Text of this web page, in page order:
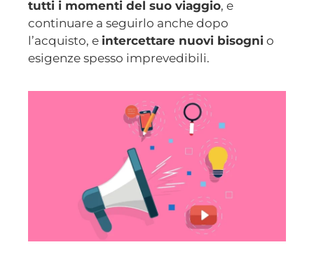
tutti i momenti del suo viaggio, e
continuare a seguirlo anche dopo
l’acquisto, e intercettare nuovi bisogni o
esigenze spesso imprevedibili.